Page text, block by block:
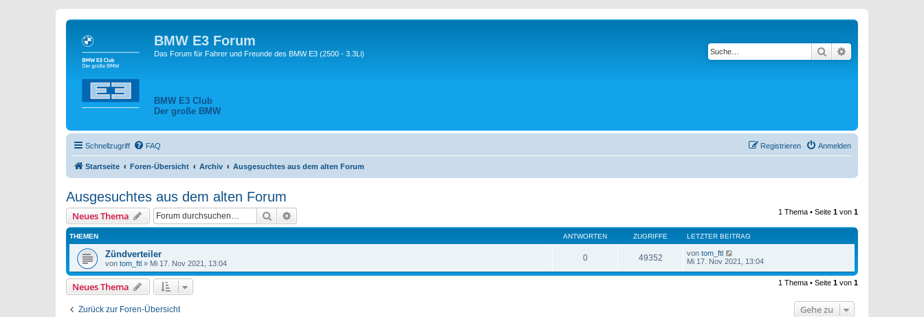
BMW E3 Forum
Das Forum für Fahrer und Freunde des BMW E3 (2500 - 3.3Li)
BMW E3 Club
Der große BMW
Suche
Schnellzugriff FAQ Anmelden
Registrieren
Startseite Foren-Übersicht Archiv Ausgesuchtes aus dem alten Forum
Ausgesuchtes aus dem alten Forum
Neues Thema Suche 1 Thema • Seite 1 von 1
THEMEN ANTWORTEN ZUGRIFFE LETZTER BEITRAG
Zündverteiler
von tom_ftl » Mi 17. Nov 2021, 13:04
0 49352 von tom_ftl
Mi 17. Nov 2021, 13:04
Neues Thema 1 Thema • Seite 1 von 1
Zurück zur Foren-Übersicht Gehe zu